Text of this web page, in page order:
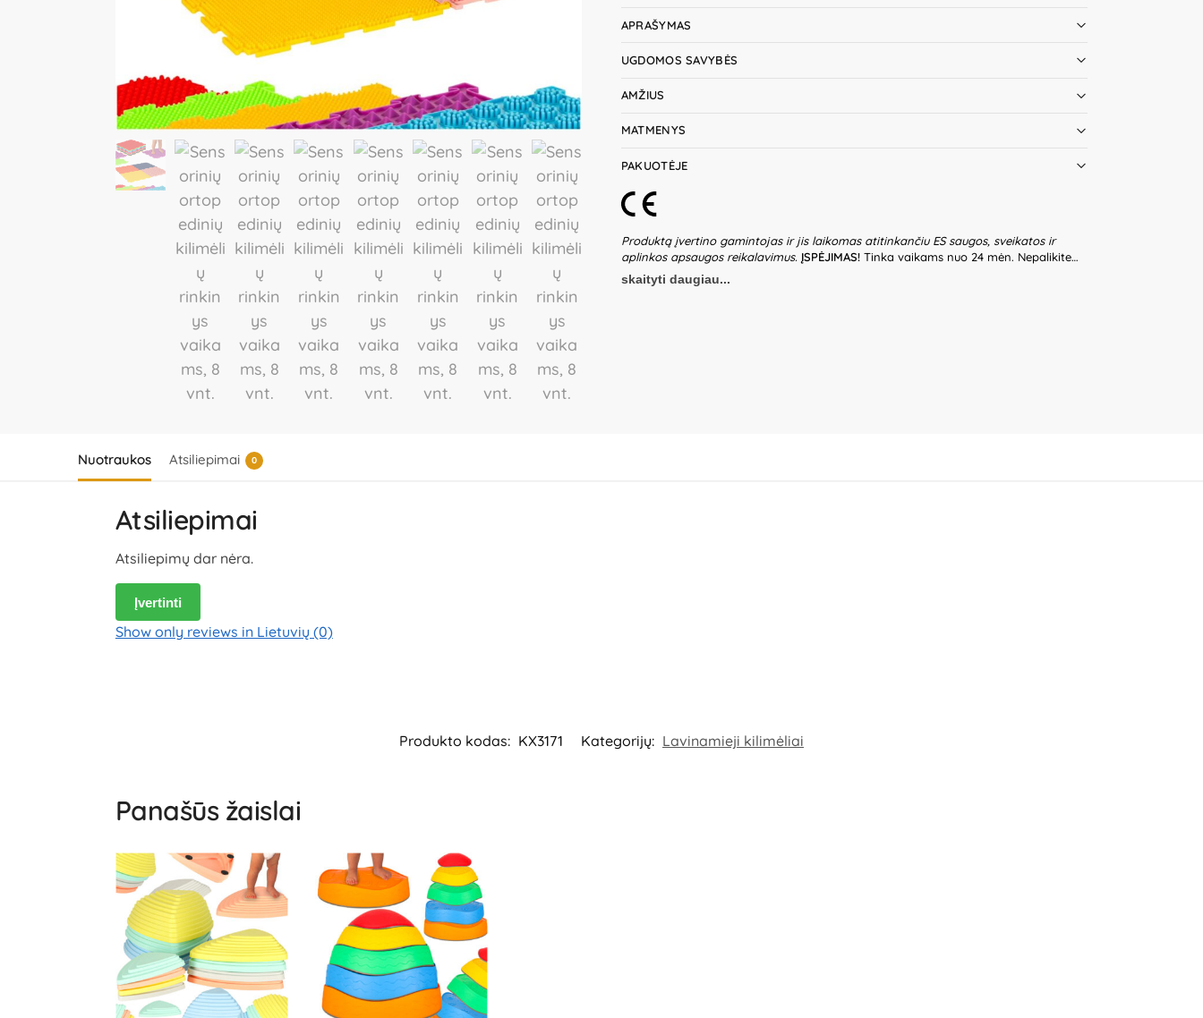
APRAŠYMAS
UGDOMOS SAVYBĖS
AMŽIUS
MATMENYS
PAKUOTĖJE
Produktą įvertino gamintojas ir jis laikomas atitinkančiu ES saugos, sveikatos ir
aplinkos apsaugos reikalavimus. ĮSPĖJIMAS! Tinka vaikams nuo 24 mėn. Nepalikite
žaidžiančių vaikų be suaugusiųjų priežiūros. Prieš naudodami žaislą patikrinkite žaislo
ir detalių būklę. Nenaudokite žaislo, jeigu kuri nors iš dalių yra pažeista. Pakuotė nėra
skaityti daugiau...
Nuotraukos Atsiliepimai 0
Atsiliepimai
Atsiliepimų dar nėra.
Įvertinti
Show only reviews in Lietuvių (0)
Produkto kodas: KX3171 Kategorijų: Lavinamieji kilimėliai
Panašūs žaislai